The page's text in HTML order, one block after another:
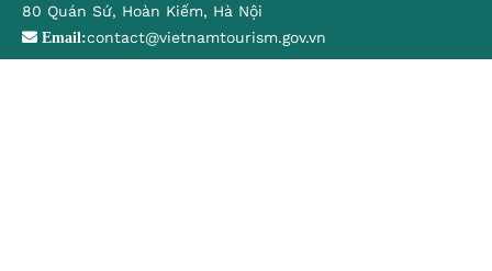
80 Quán Sứ, Hoàn Kiếm, Hà Nội
Email:contact@vietnamtourism.gov.vn